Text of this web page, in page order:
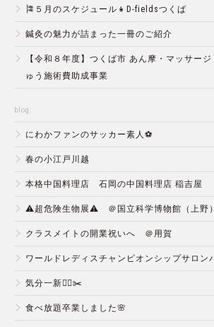
🎏５月のスケジュール👧D-fieldsつくば
鍼灸の魅力が詰まった一冊のご紹介
【令和８年度】つくば市 あん摩・マッサー
ゅう施術費助成事業
blog:
にわかファンのサッカー素人⚽️
春の小江戸川越
本格中国料理店 石岡の中国料理店 稲吉屋
⚠️超危険生物展⚠️ ＠国立科学博物館（上野）
クラスメイトの開業祝いへ ＠用賀
ワールドレディスチャンピオンシップサロン
気分一新💇‍♂️✂️
食べ放題卒業しました🌸